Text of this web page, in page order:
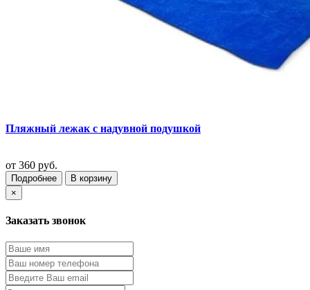
Пляжный лежак с надувной подушкой
от 360 руб.
Подробнее
В корзину
×
Заказать звонок